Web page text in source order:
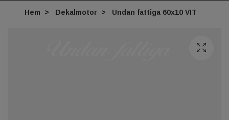
Hem Dekalmotor Undan fattiga 60x10 VIT